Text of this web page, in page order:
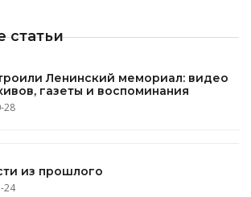
статьи
Ленинский мемориал: видео
газеты и воспоминания
28
из прошлого
24